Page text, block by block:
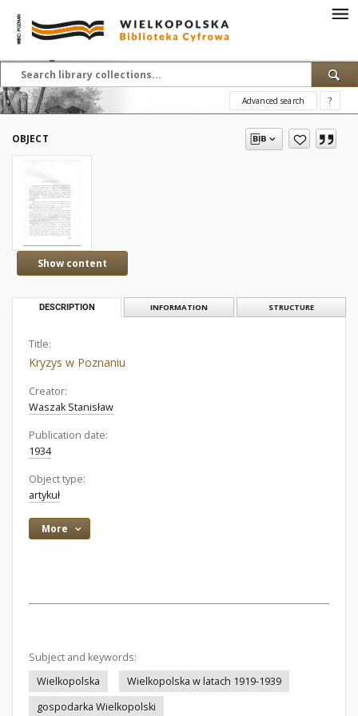
Advanced search ?
OBJECT
Show content
DESCRIPTION INFORMATION STRUCTURE
Title:
Kryzys w Poznaniu
Creator:
Waszak Stanisław
Publication date:
1934
Object type:
artykuł
More
Subject and keywords:
Wielkopolska
Wielkopolska w latach 1919-1939
gospodarka Wielkopolski